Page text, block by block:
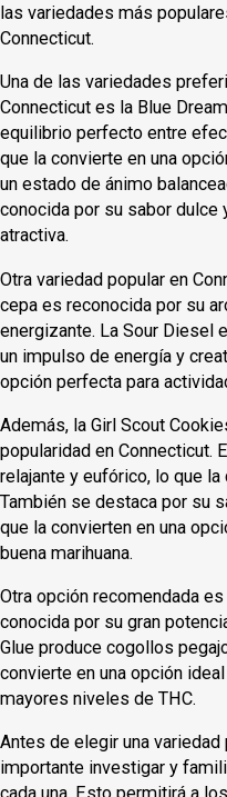
las variedades más
Connecticut.
Una de las variedades
Connecticut es la Blue
equilibrio perfecto entre
que la convierte en una
un estado de ánimo
conocida por su sabor dulce
atractiva.
Otra variedad popular en
cepa es reconocida por su
energizante. La Sour Diesel
un impulso de energía y
opción perfecta para
Además, la Girl Scout
popularidad en Connecticut.
relajante y eufórico, lo que
También se destaca por su
que la convierten en una
buena marihuana.
Otra opción recomendada es
conocida por su gran
Glue produce cogollos
convierte en una opción
mayores niveles de THC.
Antes de elegir una variedad
importante investigar y